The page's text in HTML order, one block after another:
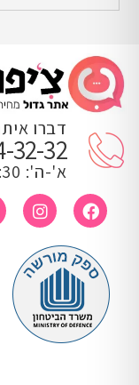
דברו
32-32
א'-ה': 09:00-15:30